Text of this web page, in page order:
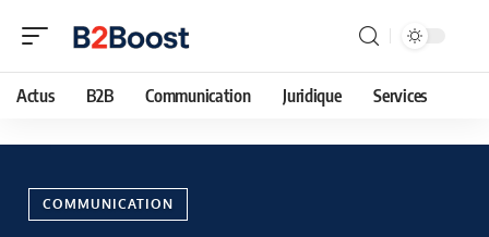
Actus B2B Communication Juridique Services
COMMUNICATION